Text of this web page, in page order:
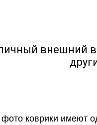
внешний
коврики имеют